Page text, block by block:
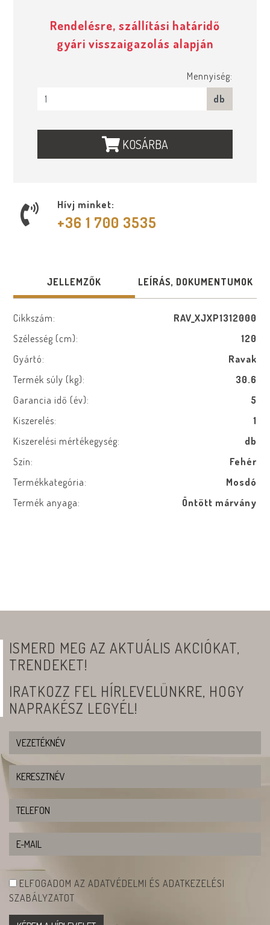
Rendelésre, szállítási határidő
gyári visszaigazolás alapján
Mennyiség:
db
KOSÁRBA
Hívj minket:
+36 1 700 3535
JELLEMZŐK LEÍRÁS, DOKUMENTUMOK
Cikkszám:
RAV_XJXP1312000
Szélesség (cm):
120
Gyártó:
Ravak
Termék súly (kg):
30.6
Garancia idő (év):
5
Kiszerelés:
1
Kiszerelési mértékegység:
db
Szín:
Fehér
Termékkategória:
Mosdó
Termék anyaga:
Öntött márvány
ISMERD MEG AZ AKTUÁLIS AKCIÓKAT,
TRENDEKET!
IRATKOZZ FEL HÍRLEVELÜNKRE, HOGY
NAPRAKÉSZ LEGYÉL!
ELFOGADOM AZ ADATVÉDELMI ÉS ADATKEZELÉSI
SZABÁLYZATOT